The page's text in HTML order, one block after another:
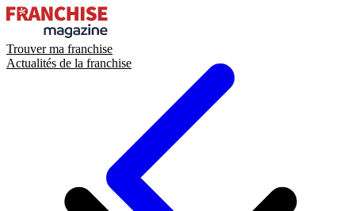
Trouver ma franchise
Actualités de la franchise